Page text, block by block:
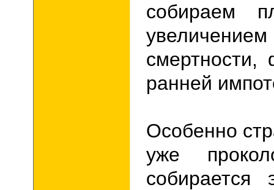
собираем
смертности,
ранней
Особенно
уже
собирается